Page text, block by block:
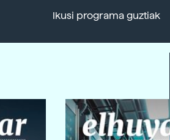
Ikusi programa guztiak